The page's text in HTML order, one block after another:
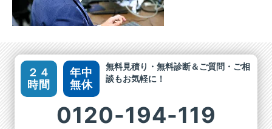
２４
時間
年中
無休
無料見積り・無料診断＆ご質問・ご相
談もお気軽に！
0120-194-119